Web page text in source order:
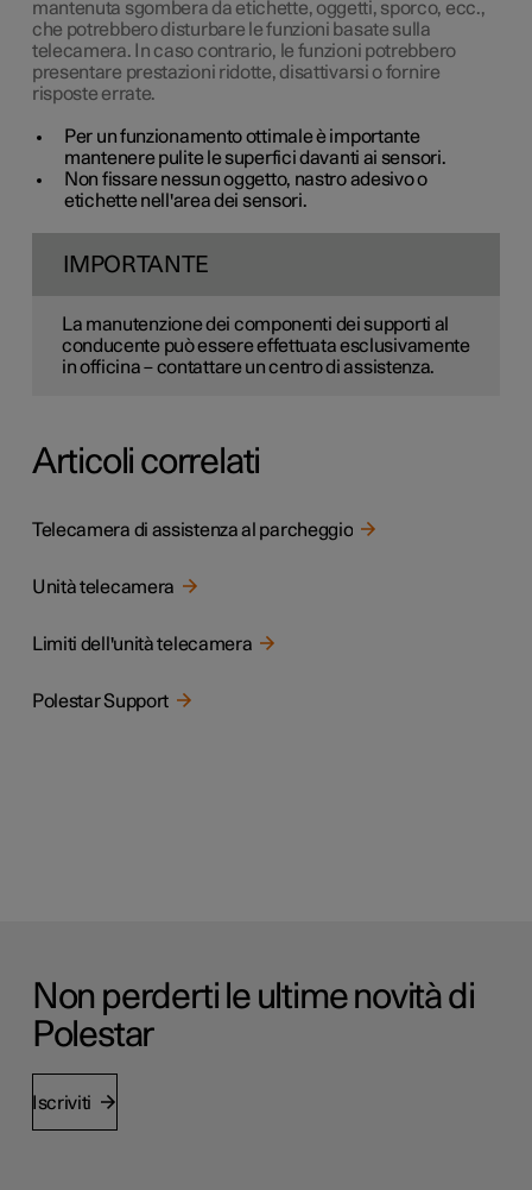
mantenuta sgombera da etichette, oggetti, sporco, ecc.,
che potrebbero disturbare le funzioni basate sulla
telecamera. In caso contrario, le funzioni potrebbero
presentare prestazioni ridotte, disattivarsi o fornire
risposte errate.
Per un funzionamento ottimale è importante
mantenere pulite le superfici davanti ai sensori.
Non fissare nessun oggetto, nastro adesivo o
etichette nell'area dei sensori.
IMPORTANTE
La manutenzione dei componenti dei supporti al
conducente può essere effettuata esclusivamente
in officina – contattare un centro di assistenza.
Articoli correlati
Telecamera di assistenza al parcheggio
Unità telecamera
Limiti dell'unità telecamera
Polestar Support
Non perderti le ultime novità di
Polestar
Iscriviti